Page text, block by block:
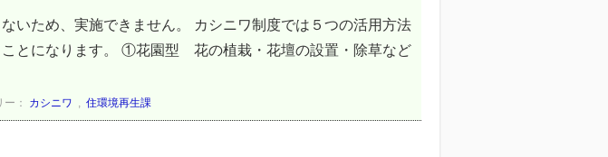
いため、実施できません。 カシニワ制度では５つの活用方法
とになります。 ①花園型 花の植栽・花壇の設置・除草など
ー： カシニワ , 住環境再生課